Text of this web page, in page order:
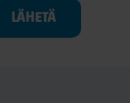
LÄHETÄ